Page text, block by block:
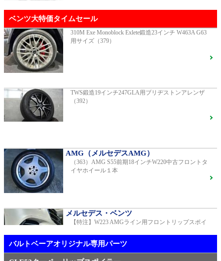
GT53 4MATIC+ ダイナミックプラスパッ
ケージご成約済
2024年モデル 車検2027年01月 走行8,500km
2018年モデル 車検 走行23,500km
ベンツ中古車在庫車情報
AMG（メルセデスAMG）
R231 SL400 ロルフハルトゲ20インチアルミホイール
【中古タイヤ美品】ピレリPゼロネロ255/30/20 5分山1
本売り（TY005）
メルセデス・ベンツ
TWS EX-fMⅡ Monoblock 20インチ メルセデスベンツ
専用 中古 W213 E53用（405）
ベンツ大特価タイムセール
310M Exe Monoblock Exlete鍛造23インチ W463A G63
用サイズ（379）
TWS鍛造19インチ247GLA用ブリヂストンアレンザ
（392）
AMG（メルセデスAMG）
（363）AMG S55前期18インチW220中古フロントタ
イヤホイール１本
メルセデス・ベンツ
【特注】W223 AMGライン用フロントリップスポイ
バルトベーアオリジナル専用パーツ